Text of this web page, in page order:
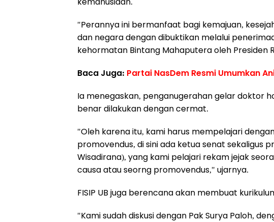
"Perannya ini bermanfaat bagi kemajuan,
dan negara dengan dibuktikan melalui
kehormatan Bintang Mahaputera oleh Presiden
Baca Juga: Partai NasDem Resmi Umumkan
Ia menegaskan, penganugerahan gelar doktor
benar dilakukan dengan cermat.
"Oleh karena itu, kami harus mempelajari
promovendus, di sini ada ketua senat sekaligus
Wisadirana), yang kami pelajari rekam jejak
causa atau seorng promovendus," ujarnya.
FISIP UB juga berencana akan membuat
"Kami sudah diskusi dengan Pak Surya Paloh,